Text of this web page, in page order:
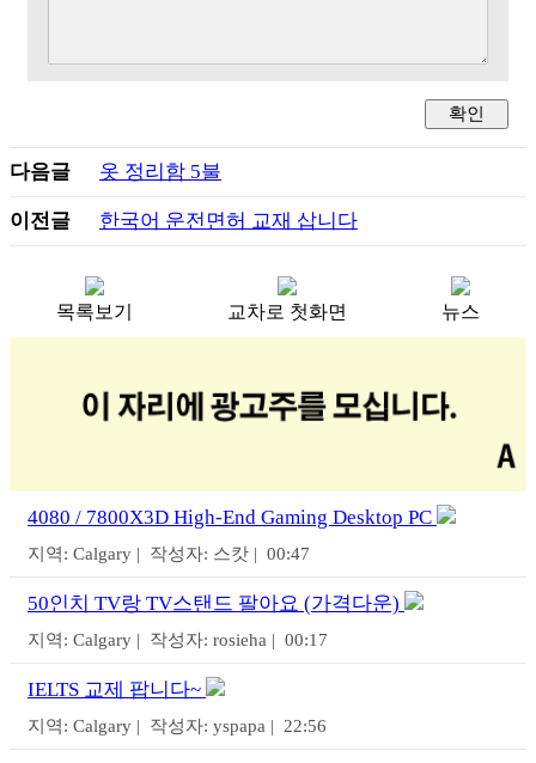
다음글 옷 정리함 5불
이전글 한국어 운전면허 교재 삽니다
목록보기 교차로 첫화면 뉴스
4080 / 7800X3D High-End Gaming Desktop PC
지역: Calgary | 작성자: 스캇 | 00:47
50인치 TV랑 TV스탠드 팔아요 (가격다운)
지역: Calgary | 작성자: rosieha | 00:17
IELTS 교제 팝니다~
지역: Calgary | 작성자: yspapa | 22:56